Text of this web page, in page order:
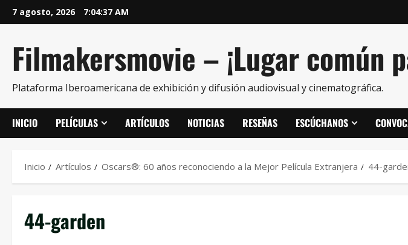
7 agosto, 2026 7:04:37 AM
Filmakersmovie – ¡Lugar común
Plataforma Iberoamericana de exhibición y difusión audiovisual y cinematográfica.
INICIO PELÍCULAS ARTÍCULOS NOTICIAS RESEÑAS ESCÚCHANOS
Inicio Artículos Oscars®: 60 años reconociendo a la Mejor Película Extranjera 44-
44-garden